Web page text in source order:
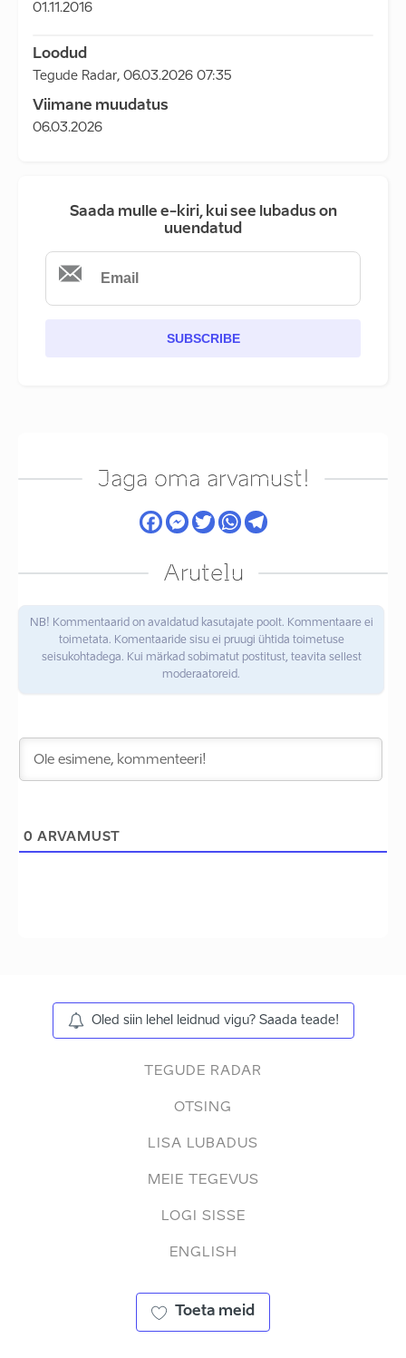
01.11.2016
Loodud
Tegude Radar, 06.03.2026 07:35
Viimane muudatus
06.03.2026
Saada mulle e-kiri, kui see lubadus on
uuendatud
SUBSCRIBE
Jaga oma arvamust!
Arutelu
NB! Kommentaarid on avaldatud kasutajate poolt. Kommentaare ei
toimetata. Komentaaride sisu ei pruugi ühtida toimetuse
seisukohtadega. Kui märkad sobimatut postitust, teavita sellest
moderaatoreid.
0 ARVAMUST
Oled siin lehel leidnud vigu? Saada teade!
TEGUDE RADAR
OTSING
LISA LUBADUS
MEIE TEGEVUS
LOGI SISSE
ENGLISH
Toeta meid